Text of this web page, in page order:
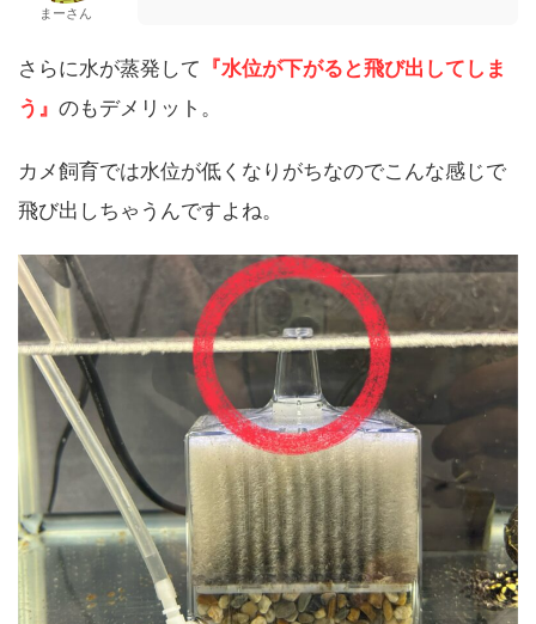
まーさん
さらに水が蒸発して 『水位が下がると飛び出してしま
う』 のもデメリット。
カメ飼育では水位が低くなりがちなのでこんな感じで
飛び出しちゃうんですよね。